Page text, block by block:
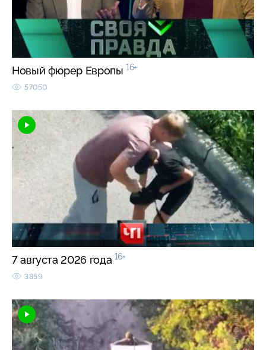
Новый фюрер Европы 16+
57050
7 августа 2026 года 16+
3859